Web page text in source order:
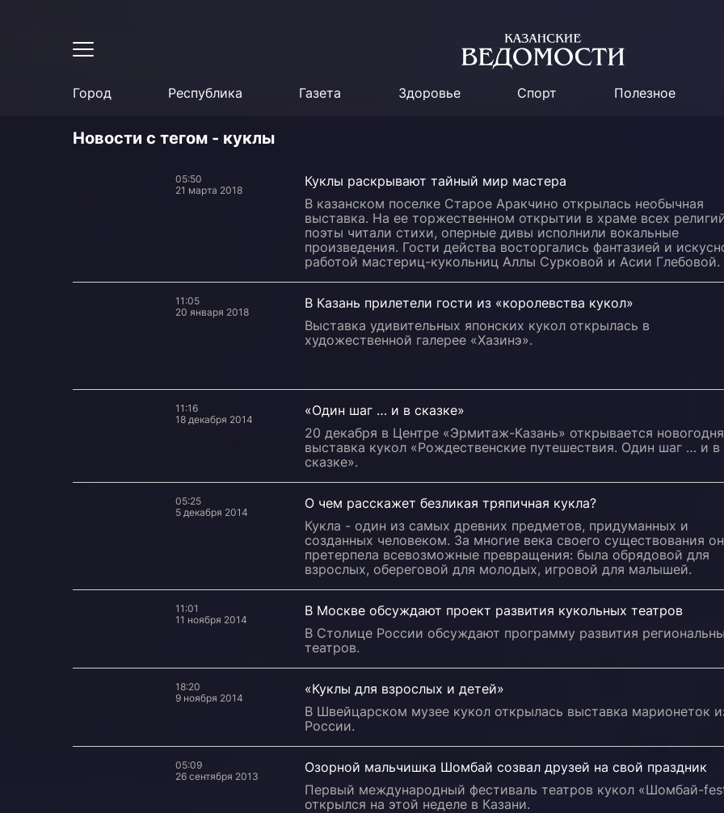
Город Республика Газета Здоровье Спорт Полезное
Новости с тегом - куклы
05:50
21 марта 2018
Куклы раскрывают тайный мир мастера
В казанском поселке Старое Аракчино открылась необычная
выставка. На ее торжественном открытии в храме всех
поэты читали стихи, оперные дивы исполнили вокальные
произведения. Гости действа восторгались фантазией и
работой мастериц-кукольниц Аллы Сурковой и Асии Глебовой.
11:05
20 января 2018
В Казань прилетели гости из «королевства кукол»
Выставка удивительных японских кукол открылась в
художественной галерее «Хазинэ».
11:16
18 декабря 2014
«Один шаг … и в сказке»
20 декабря в Центре «Эрмитаж-Казань» открывается
выставка кукол «Рождественские путешествия. Один шаг … и в
сказке».
05:25
5 декабря 2014
О чем расскажет безликая тряпичная кукла?
Кукла - один из самых древних предметов, придуманных и
созданных человеком. За многие века своего существования
претерпела всевозможные превращения: была обрядовой для
взрослых, обереговой для молодых, игровой для малышей.
11:01
11 ноября 2014
В Москве обсуждают проект развития кукольных театров
В Столице России обсуждают программу развития
театров.
18:20
9 ноября 2014
«Куклы для взрослых и детей»
В Швейцарском музее кукол открылась выставка марионеток
России.
05:09
26 сентября 2013
Озорной мальчишка Шомбай созвал друзей на свой праздник
Первый международный фестиваль театров кукол «Шомбай-
открылся на этой неделе в Казани.